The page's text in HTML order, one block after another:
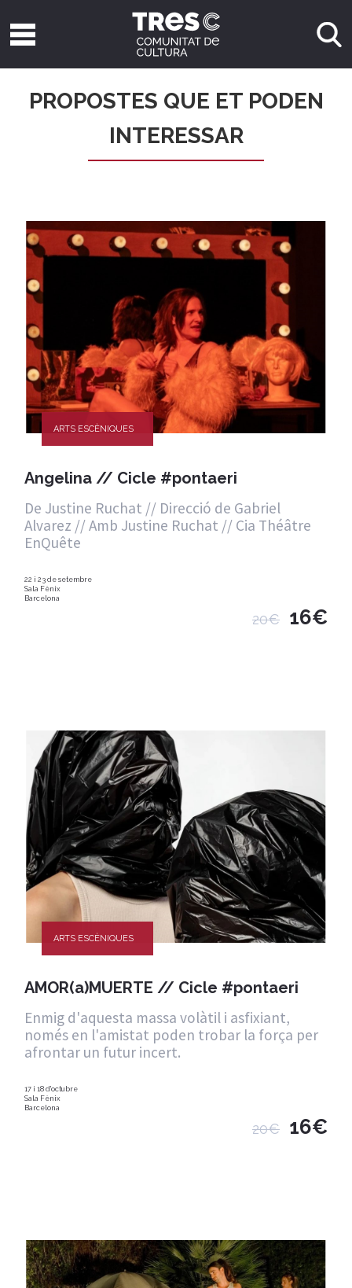
PROPOSTES QUE ET PODEN
INTERESSAR
ARTS ESCÈNIQUES
Angelina // Cicle #pontaeri
De Justine Ruchat // Direcció de Gabriel
Alvarez // Amb Justine Ruchat // Cia Théâtre
EnQuête
22 i 23 de setembre
Sala Fènix
Barcelona
20€ 16€
ARTS ESCÈNIQUES
AMOR(a)MUERTE // Cicle #pontaeri
Enmig d'aquesta massa volàtil i asfixiant,
només en l'amistat poden trobar la força per
afrontar un futur incert.
17 i 18 d'octubre
Sala Fènix
Barcelona
20€ 16€